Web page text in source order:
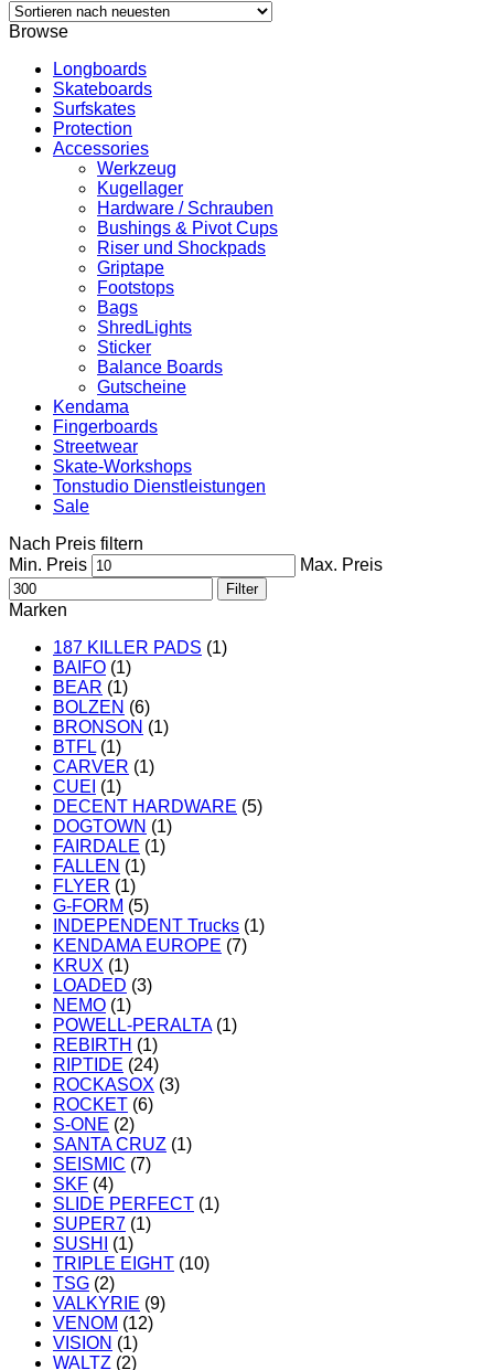
Browse
Longboards
Skateboards
Surfskates
Protection
Accessories
Werkzeug
Kugellager
Hardware / Schrauben
Bushings & Pivot Cups
Riser und Shockpads
Griptape
Footstops
Bags
ShredLights
Sticker
Balance Boards
Gutscheine
Kendama
Fingerboards
Streetwear
Skate-Workshops
Tonstudio Dienstleistungen
Sale
Nach Preis filtern
Min. Preis
Max. Preis
Filter
Marken
187 KILLER PADS (1)
BAIFO (1)
BEAR (1)
BOLZEN (6)
BRONSON (1)
BTFL (1)
CARVER (1)
CUEI (1)
DECENT HARDWARE (5)
DOGTOWN (1)
FAIRDALE (1)
FALLEN (1)
FLYER (1)
G-FORM (5)
INDEPENDENT Trucks (1)
KENDAMA EUROPE (7)
KRUX (1)
LOADED (3)
NEMO (1)
POWELL-PERALTA (1)
REBIRTH (1)
RIPTIDE (24)
ROCKASOX (3)
ROCKET (6)
S-ONE (2)
SANTA CRUZ (1)
SEISMIC (7)
SKF (4)
SLIDE PERFECT (1)
SUPER7 (1)
SUSHI
(1)
TRIPLE EIGHT (10)
TSG (2)
VALKYRIE (9)
VENOM (12)
VISION (1)
WALTZ (2)